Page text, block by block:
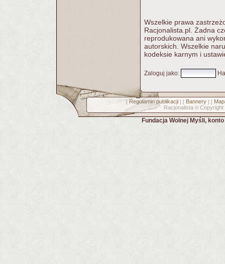
Wszelkie prawa
Racjonalista.pl. Żadna
reprodukowana ani
autorskich. Wszelkie
kodeksie karnym i
Zaloguj jako:
[ Regulamin publikacji] [ Bannery] [
Racjonalista © Copyright
Fundacja Wolnej Myśli,